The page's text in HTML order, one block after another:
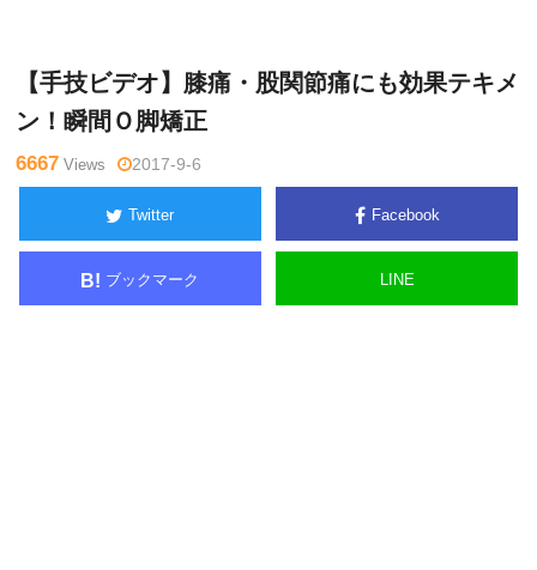
【手技ビデオ】膝痛・股関節痛にも効果テキメ
ン！瞬間Ｏ脚矯正
6667 Views 2017-9-6
Twitter Facebook
B! ブックマーク LINE